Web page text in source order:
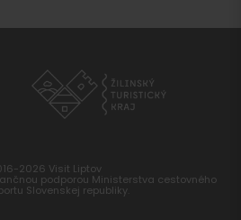
2026 Visit Liptov
podporou Ministerstva cestovného
Slovenskej republiky.